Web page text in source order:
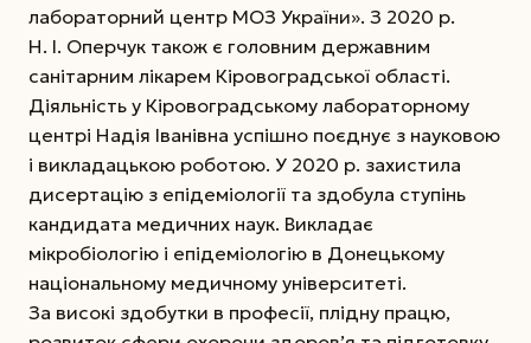
лабораторний центр МОЗ України». З 2020 р.
Н. І. Оперчук також є головним державним
санітарним лікарем Кіровоградської області.
Діяльність у Кіровоградському лабораторному
центрі Надія Іванівна успішно поєднує з науковою
і викладацькою роботою. У 2020 р. захистила
дисертацію з епідеміології та здобула ступінь
кандидата медичних наук. Викладає
мікробіологію і епідеміологію в Донецькому
національному медичному університеті.
За високі здобутки в професії, плідну працю,